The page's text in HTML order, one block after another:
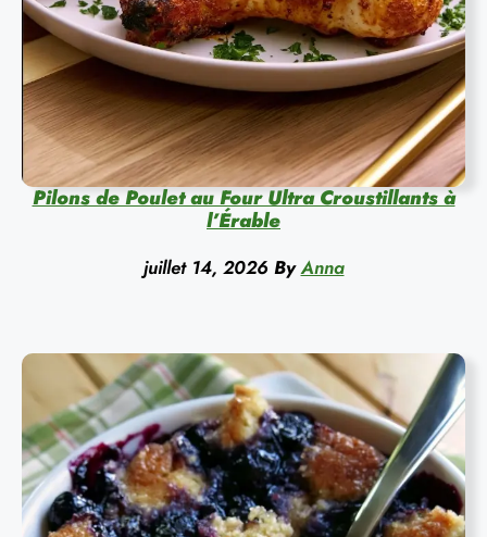
Pilons de Poulet au Four Ultra Croustillants à
l’Érable
juillet 14, 2026 By Anna